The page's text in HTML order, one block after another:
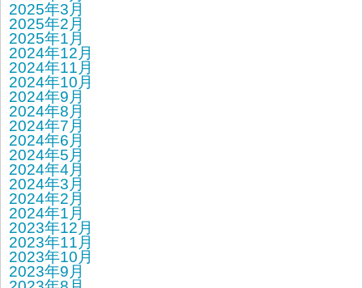
2025年3月
2025年2月
2025年1月
2024年12月
2024年11月
2024年10月
2024年9月
2024年8月
2024年7月
2024年6月
2024年5月
2024年4月
2024年3月
2024年2月
2024年1月
2023年12月
2023年11月
2023年10月
2023年9月